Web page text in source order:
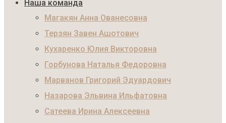
Наша команда
Магакян Анна Ованесовна
Терзян Завен Ашотович
Кухаренко Юлия Викторовна
Горбунова Наталья Федоровна
Марванов Григорий Эдуардович
Назарова Эльвина Ильфатовна
Сатеева Ирина Алексеевна